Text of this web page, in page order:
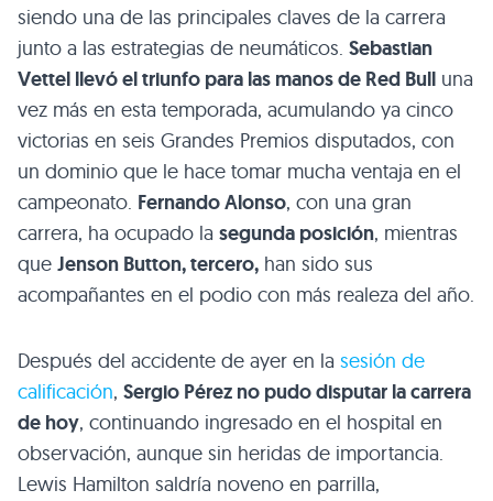
siendo una de las principales claves de la carrera
junto a las estrategias de neumáticos. Sebastian
Vettel llevó el triunfo para las manos de Red Bull una
vez más en esta temporada, acumulando ya cinco
victorias en seis Grandes Premios disputados, con
un dominio que le hace tomar mucha ventaja en el
campeonato. Fernando Alonso, con una gran
carrera, ha ocupado la segunda posición, mientras
que Jenson Button, tercero, han sido sus
acompañantes en el podio con más realeza del año.
Después del accidente de ayer en la sesión de
calificación, Sergio Pérez no pudo disputar la carrera
de hoy, continuando ingresado en el hospital en
observación, aunque sin heridas de importancia.
Lewis Hamilton saldría noveno en parrilla,